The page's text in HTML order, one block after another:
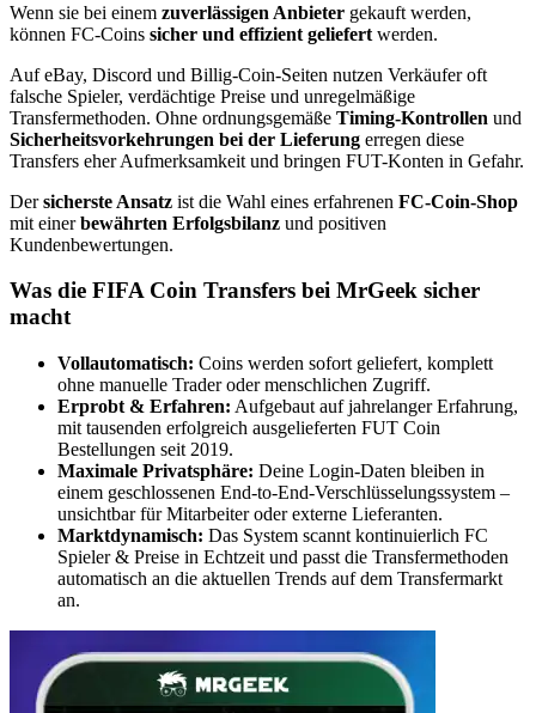
Wenn sie bei einem zuverlässigen Anbieter gekauft werden,
können FC-Coins sicher und effizient geliefert werden.
Auf eBay, Discord und Billig-Coin-Seiten nutzen Verkäufer oft
falsche Spieler, verdächtige Preise und unregelmäßige
Transfermethoden. Ohne ordnungsgemäße Timing-Kontrollen und
Sicherheitsvorkehrungen bei der Lieferung erregen diese
Transfers eher Aufmerksamkeit und bringen FUT-Konten in Gefahr.
Dersicherste Ansatz ist die Wahl eines erfahrenen FC-Coin-Shop
mit einerbewährten Erfolgsbilanz und positiven
Kundenbewertungen.
Was die FIFA Coin Transfers bei MrGeek sicher
macht
Vollautomatisch: Coins werden sofort geliefert, komplett
ohne manuelle Trader oder menschlichen Zugriff.
Erprobt & Erfahren: Aufgebaut auf jahrelanger Erfahrung,
mit tausenden erfolgreich ausgelieferten FUT Coin
Bestellungen seit 2019.
Maximale Privatsphäre: Deine Login-Daten bleiben in
einem geschlossenen End-to-End-Verschlüsselungssystem –
unsichtbar für Mitarbeiter oder externe Lieferanten.
Marktdynamisch: Das System scannt kontinuierlich FC
Spieler & Preise in Echtzeit und passt die Transfermethoden
automatisch an die aktuellen Trends auf dem Transfermarkt
an.